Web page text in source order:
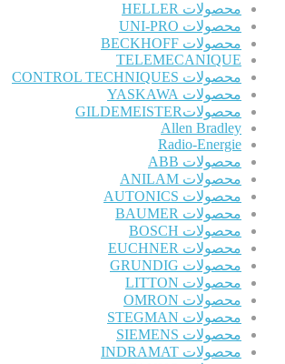
محصولات HELLER
محصولات UNI-PRO
محصولات BECKHOFF
TELEMECANIQUE
محصولات CONTROL TECHNIQUES
محصولات YASKAWA
محصولاتGILDEMEISTER
Allen Bradley
Radio-Energie
محصولات ABB
محصولات ANILAM
محصولات AUTONICS
محصولات BAUMER
محصولات BOSCH
محصولات EUCHNER
محصولات GRUNDIG
محصولات LITTON
محصولات OMRON
محصولات STEGMAN
محصولات SIEMENS
محصولات INDRAMAT